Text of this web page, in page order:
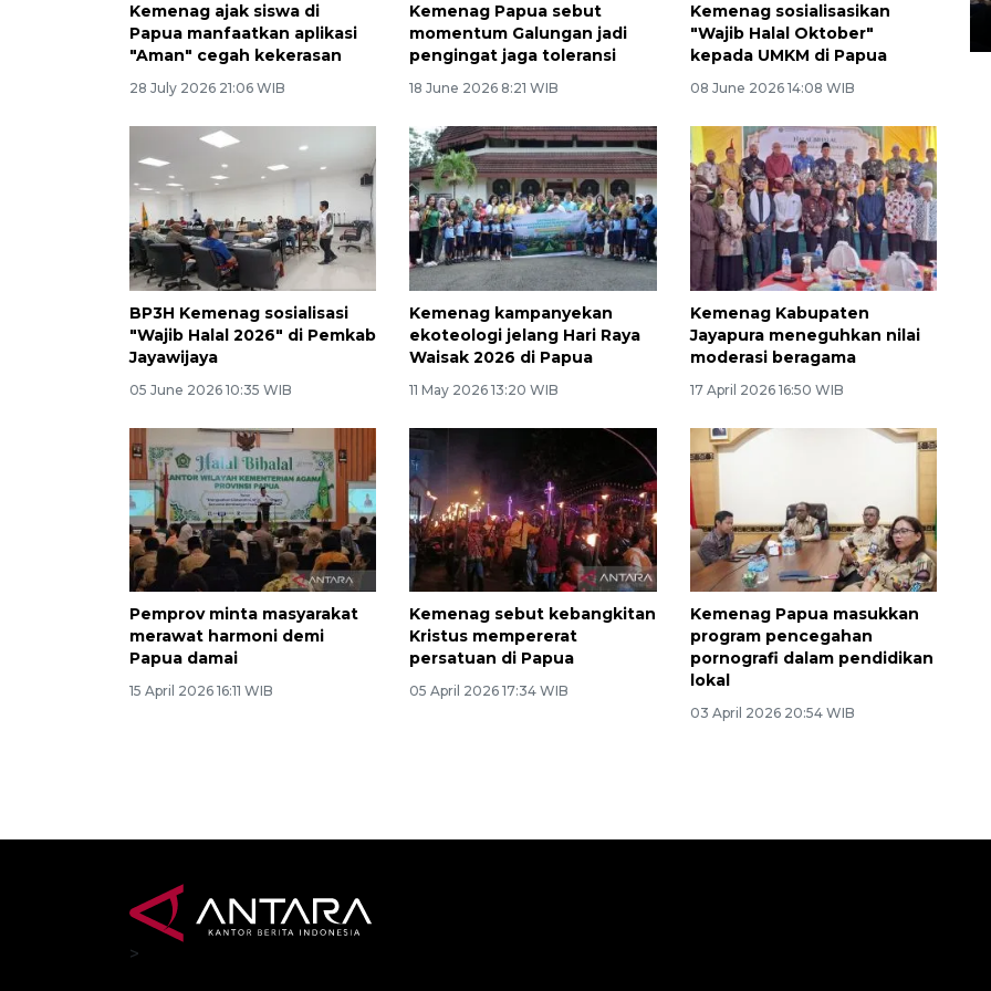
Kemenag ajak siswa di
Papua manfaatkan aplikasi
"Aman" cegah kekerasan
28 July 2026 21:06 WIB
Kemenag Papua sebut
momentum Galungan jadi
pengingat jaga toleransi
18 June 2026 8:21 WIB
Kemenag sosialisasikan
"Wajib Halal Oktober"
kepada UMKM di Papua
08 June 2026 14:08 WIB
BP3H Kemenag sosialisasi
"Wajib Halal 2026" di Pemkab
Jayawijaya
05 June 2026 10:35 WIB
Kemenag kampanyekan
ekoteologi jelang Hari Raya
Waisak 2026 di Papua
11 May 2026 13:20 WIB
Kemenag Kabupaten
Jayapura meneguhkan nilai
moderasi beragama
17 April 2026 16:50 WIB
Pemprov minta masyarakat
merawat harmoni demi
Papua damai
15 April 2026 16:11 WIB
Kemenag sebut kebangkitan
Kristus mempererat
persatuan di Papua
05 April 2026 17:34 WIB
Kemenag Papua masukkan
program pencegahan
pornografi dalam pendidikan
lokal
03 April 2026 20:54 WIB
14 March 2022 15:11 WIB, 2022
>